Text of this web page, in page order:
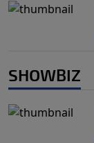
SHOWBIZ